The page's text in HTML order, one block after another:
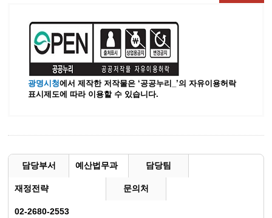
광명시청에서 제작한 저작물은 ‘공공누리_’의 자유이용허락
표시제도에 따라 이용할 수 있습니다.
담당부서 예산법무과 담당팀
재정전략 문의처
02-2680-2553